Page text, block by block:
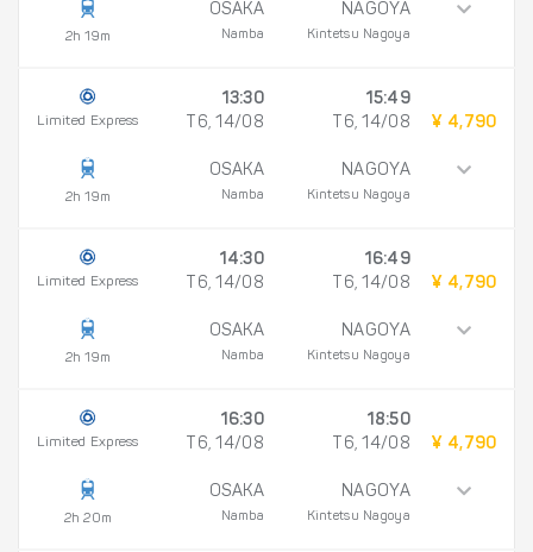
2h 19m
OSAKA
Namba
NAGOYA
Kintetsu Nagoya
Limited Express
2h 19m
13:30
T6, 14/08
OSAKA
Namba
15:49
T6, 14/08
NAGOYA
Kintetsu Nagoya
¥ 4,790
Limited Express
2h 19m
14:30
T6, 14/08
OSAKA
Namba
16:49
T6, 14/08
NAGOYA
Kintetsu Nagoya
¥ 4,790
Limited Express
2h 20m
16:30
T6, 14/08
OSAKA
Namba
18:50
T6, 14/08
NAGOYA
Kintetsu Nagoya
¥ 4,790